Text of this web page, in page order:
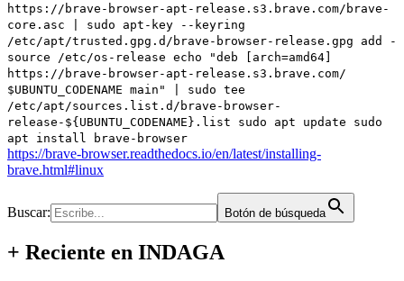
https://brave-browser-apt-release.s3.brave.com/brave-
core.asc | sudo apt-key --keyring
/etc/apt/trusted.gpg.d/brave-browser-release.gpg add -
source /etc/os-release echo "deb [arch=amd64]
https://brave-browser-apt-release.s3.brave.com/
$UBUNTU_CODENAME main" | sudo tee
/etc/apt/sources.list.d/brave-browser-
release-${UBUNTU_CODENAME}.list sudo apt update sudo
apt install brave-browser
https://brave-browser.readthedocs.io/en/latest/installing-
brave.html#linux
Buscar: Botón de búsqueda
+ Reciente en INDAGA